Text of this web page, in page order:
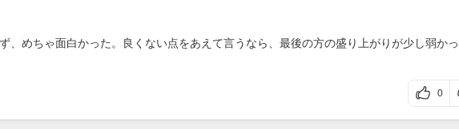
、めちゃ面白かった。良くない点をあえて言うなら、最後の方の盛り上がりが少し弱か
0